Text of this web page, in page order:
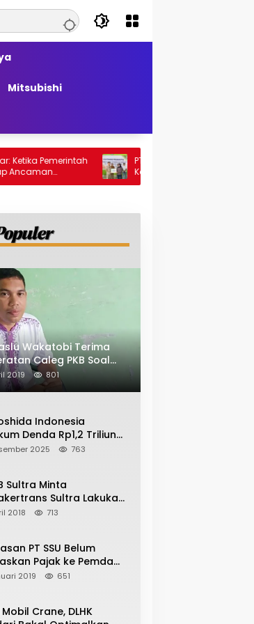
Mitsubishi
PT Generasi Agung Perkasa Buktikan
Komitmen Sosial, Salurkan PPM Rp859,4
Juta untuk Masyarakat Lingkar
Wakatobi Terima
Caleg PKB Soal
Suara
2019 801
Indonesia
Denda Rp1,2 Triliun
Tambang
2025 763
Sultra Minta
Sultra Lakukan
TKA
2018 713
PT SSU Belum
Pajak ke Pemda
Sebesar Rp8 Miliar
2019 651
Mobil Crane, DLHK